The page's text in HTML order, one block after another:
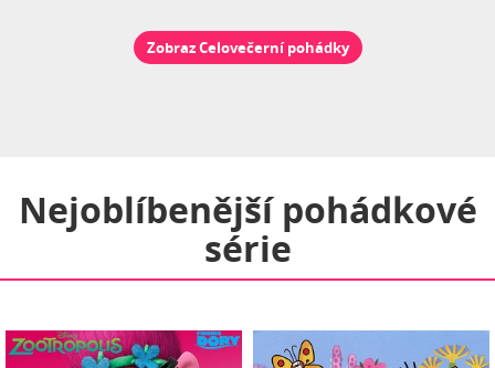
Zobraz Celovečerní pohádky
Nejoblíbenější pohádkové
série